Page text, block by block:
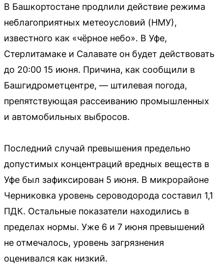
В Башкортостане продлили действие режима
неблагоприятных метеоусловий (НМУ),
известного как «чёрное небо». В Уфе,
Стерлитамаке и Салавате он будет действовать
до 20:00 15 июня. Причина, как сообщили в
Башгидрометцентре, — штилевая погода,
препятствующая рассеиванию промышленных
и автомобильных выбросов.
Последний случай превышения предельно
допустимых концентраций вредных веществ в
Уфе был зафиксирован 5 июня. В микрорайоне
Черниковка уровень сероводорода составил 1,1
ПДК. Остальные показатели находились в
пределах нормы. Уже 6 и 7 июня превышений
не отмечалось, уровень загрязнения
оценивался как низкий.